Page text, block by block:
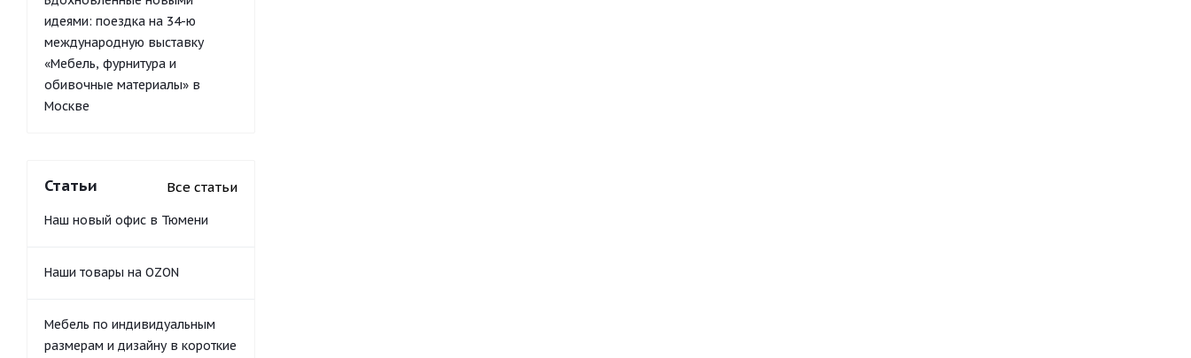
идеями: поездка на 34-ю
международную выставку
«Мебель, фурнитура и
обивочные материалы» в
Москве
Статьи Все статьи
Наш новый офис в Тюмени
Наши товары на OZON
Мебель по индивидуальным
размерам и дизайну в короткие